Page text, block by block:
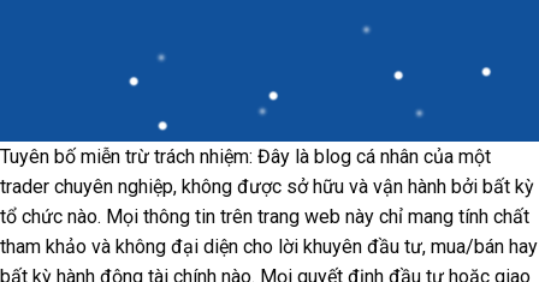
Tuyên bố miễn trừ trách nhiệm: Đây là blog cá nhân của một
trader chuyên nghiệp, không được sở hữu và vận hành bởi bất kỳ
tổ chức nào. Mọi thông tin trên trang web này chỉ mang tính chất
tham khảo và không đại diện cho lời khuyên đầu tư, mua/bán hay
bất kỳ hành động tài chính nào. Mọi quyết định đầu tư hoặc giao